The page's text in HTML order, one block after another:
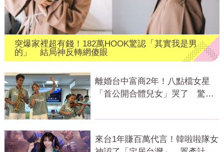
突爆家裡超有錢！182萬HOOK驚認「其實我是男
的」 結局神反轉網傻眼
離婚台中富商2年！八點檔女星
「首公開合體兒女」哭了 驚人
來台1年賺百萬代言！韓啦啦隊女